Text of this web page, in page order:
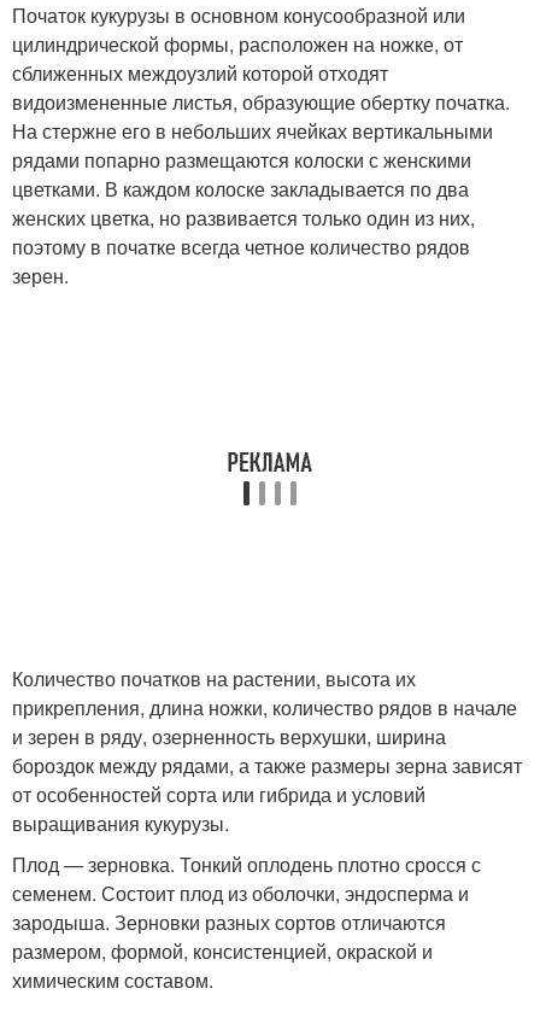
Початок кукурузы в основном конусообразной или
цилиндрической формы, расположен на ножке, от
сближенных междоузлий которой отходят
видоизмененные листья, образующие обертку початка.
На стержне его в небольших ячейках вертикальными
рядами попарно размещаются колоски с женскими
цветками. В каждом колоске закладывается по два
женских цветка, но развивается только один из них,
поэтому в початке всегда четное количество рядов
зерен.
Количество початков на растении, высота их
прикрепления, длина ножки, количество рядов в начале
и зерен в ряду, озерненность верхушки, ширина
бороздок между рядами, а также размеры зерна зависят
от особенностей сорта или гибрида и условий
выращивания кукурузы.
Плод — зерновка. Тонкий оплодень плотно сросся с
семенем. Состоит плод из оболочки, эндосперма и
зародыша. Зерновки разных сортов отличаются
размером, формой, консистенцией, окраской и
химическим составом.